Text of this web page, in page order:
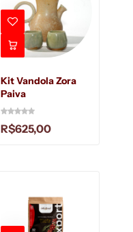
Kit Vandola Zora
Paiva
R$625,00